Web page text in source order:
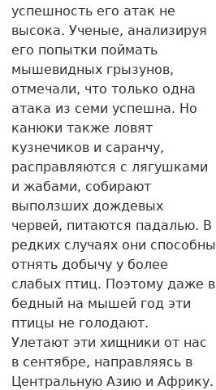
успешность его атак не
высока. Ученые, анализируя
его попытки поймать
мышевидных грызунов,
отмечали, что только одна
атака из семи успешна. Но
канюки также ловят
кузнечиков и саранчу,
расправляются с лягушками
и жабами, собирают
выползших дождевых
червей, питаются падалью. В
редких случаях они способны
отнять добычу у более
слабых птиц. Поэтому даже в
бедный на мышей год эти
птицы не голодают.
Улетают эти хищники от нас
в сентябре, направляясь в
Центральную Азию и Африку.